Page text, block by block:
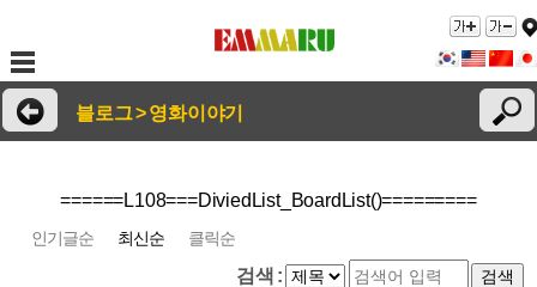
블로그 > 영화이야기
======L108===DiviedList_BoardList()=========
인기글순 최신순 클릭순
검색 :